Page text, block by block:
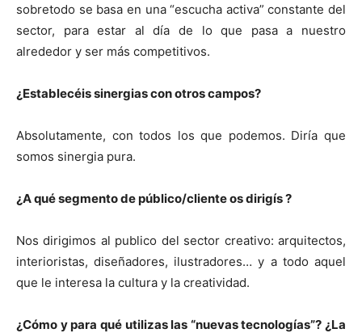
sobretodo se basa en una “escucha activa” constante del
sector, para estar al día de lo que pasa a nuestro
alrededor y ser más competitivos.
¿Establecéis sinergias con otros campos?
Absolutamente, con todos los que podemos. Diría que
somos sinergia pura.
¿A qué segmento de público/cliente os dirigís ?
Nos dirigimos al publico del sector creativo: arquitectos,
interioristas, diseñadores, ilustradores… y a todo aquel
que le interesa la cultura y la creatividad.
¿Cómo y para qué utilizas las “nuevas tecnologías”? ¿La